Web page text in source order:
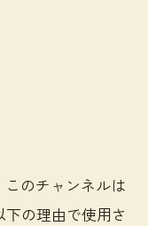
このチャンネルは
の理由で使用さ